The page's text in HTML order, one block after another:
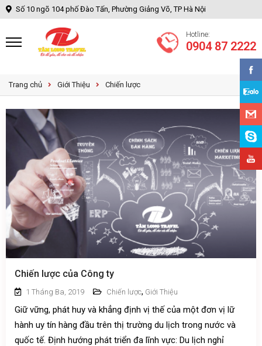
Số 10 ngõ 104 phố Đào Tấn, Phường Giảng Võ, TP Hà Nội
Hotline:
0904 87 2222
Trang chủ Giới Thiệu Chiến lược
Chiến lược của Công ty
1 Tháng Ba, 2019 Chiến lược, Giới Thiệu
Giữ vững, phát huy và khẳng định vị thế của một đơn vị lữ
hành uy tín hàng đầu trên thị trường du lịch trong nước và
quốc tế. Định hướng phát triển đa lĩnh vực: Du lịch nghỉ